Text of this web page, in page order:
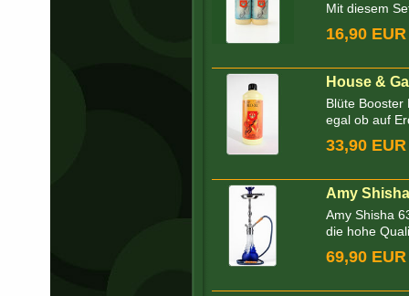
Mit diesem
16,90 EUR
House &
Blüte Booster
egal ob auf
33,90 EUR
Amy
Amy Shisha
die hohe
69,90 EUR